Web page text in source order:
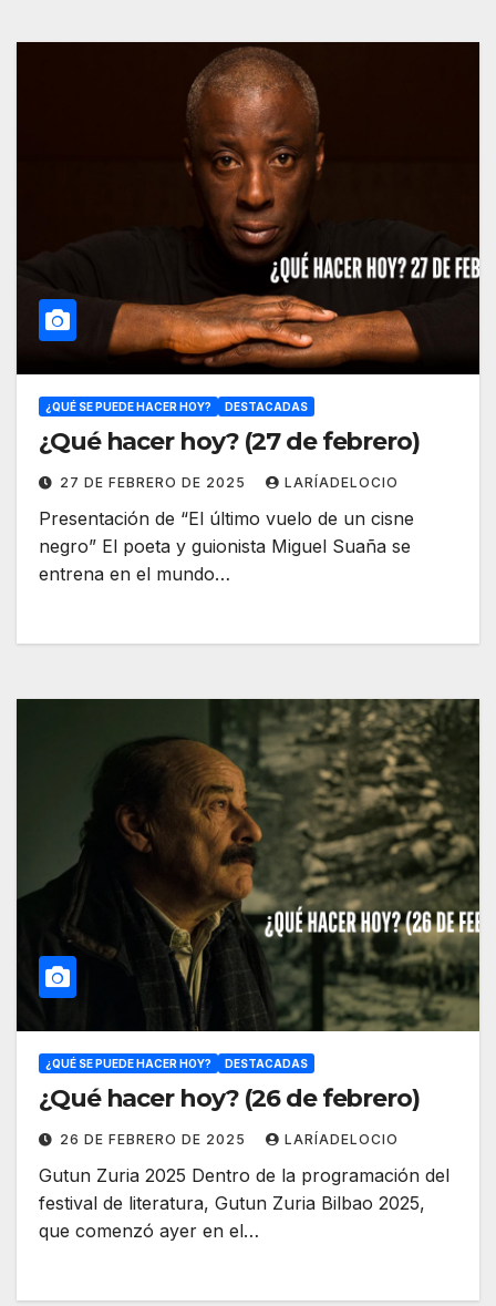
¿QUÉ SE PUEDE HACER HOY? DESTACADAS
¿Qué hacer hoy? (27 de febrero)
27 DE FEBRERO DE 2025 LARÍADELOCIO
Presentación de “El último vuelo de un cisne
negro” El poeta y guionista Miguel Suaña se
entrena en el mundo…
¿QUÉ SE PUEDE HACER HOY? DESTACADAS
¿Qué hacer hoy? (26 de febrero)
26 DE FEBRERO DE 2025 LARÍADELOCIO
Gutun Zuria 2025 Dentro de la programación del
festival de literatura, Gutun Zuria Bilbao 2025,
que comenzó ayer en el…